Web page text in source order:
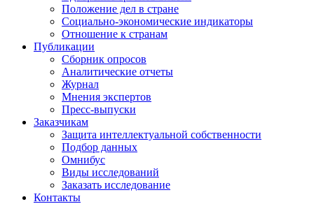
Положение дел в стране
Социально-экономические индикаторы
Отношение к странам
Публикации
Сборник опросов
Аналитические отчеты
Журнал
Мнения экспертов
Пресс-выпуски
Заказчикам
Защита интеллектуальной собственности
Подбор данных
Омнибус
Виды исследований
Заказать исследование
Контакты